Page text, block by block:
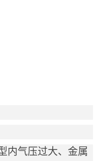
内气压过大、金属